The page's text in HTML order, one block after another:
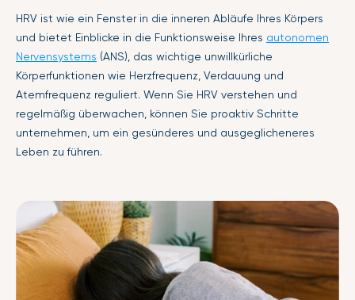
HRV ist wie ein Fenster in die inneren Abläufe Ihres Körpers
und bietet Einblicke in die Funktionsweise Ihres autonomen
Nervensystems (ANS), das wichtige unwillkürliche
Körperfunktionen wie Herzfrequenz, Verdauung und
Atemfrequenz reguliert. Wenn Sie HRV verstehen und
regelmäßig überwachen, können Sie proaktiv Schritte
unternehmen, um ein gesünderes und ausgeglicheneres
Leben zu führen.